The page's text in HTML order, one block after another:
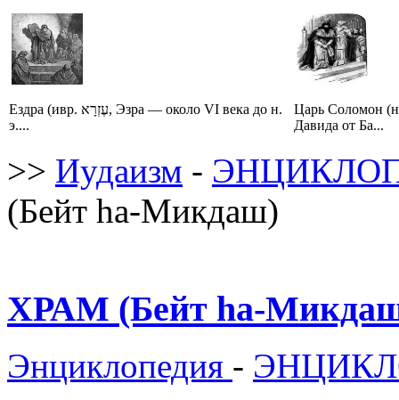
Ездра (ивр. עֶזְרָא‎, Эзра — около VI века до н.
э....
Царь Соломон
Давида от Ба...
>> Иудаизм -
(Бейт hа-Микдаш)
ХРАМ (Бейт hа-
Энциклопедия -